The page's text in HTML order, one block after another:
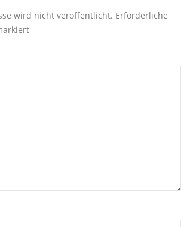
wird nicht veröffentlicht. Erforderliche